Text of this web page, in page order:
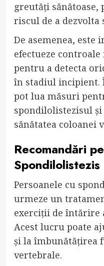
greutăți sănătoase,
riscul de a dezvolta
De asemenea, este
efectueze
pentru a detecta
în stadiul incipient.
pot lua măsuri
spondilolistezisul
sănătatea coloanei
Recomandări
Spondilolistezis
Persoanele cu
urmeze un
exerciții de întărire
Acest lucru poate
și la îmbunătățirea
vertebrale.